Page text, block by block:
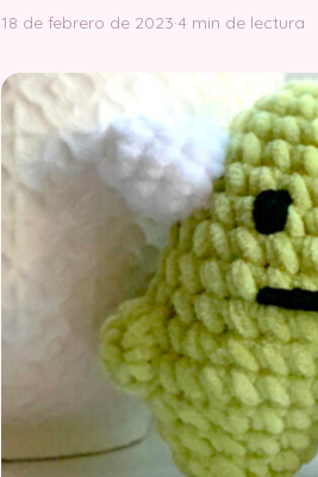
18 de febrero de 2023·4 min de lectura